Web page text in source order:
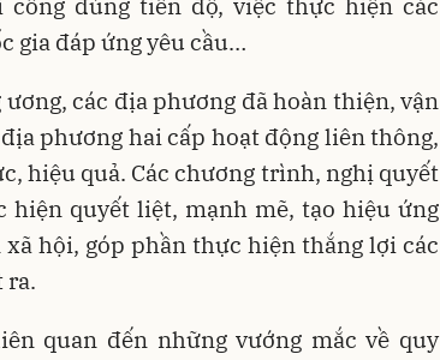
đúng tiến độ, việc thực hiện các
gia đáp ứng yêu cầu…
các địa phương đã hoàn thiện, vận
phương hai cấp hoạt động liên thông,
hiệu quả. Các chương trình, nghị quyết
hiện quyết liệt, mạnh mẽ, tạo hiệu ứng
hội, góp phần thực hiện thắng lợi các
ra.
quan đến những vướng mắc về quy